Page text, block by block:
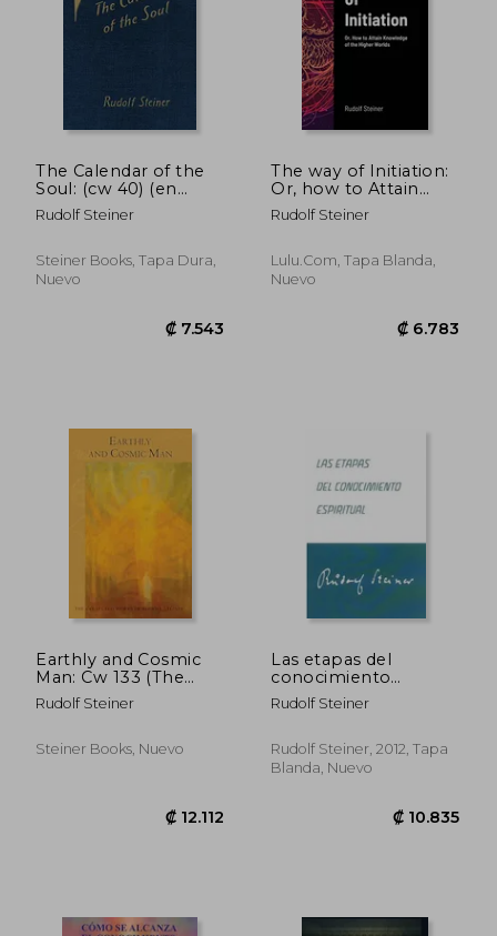
The Calendar of the
Soul: (cw 40) (en
Inglés)
Rudolf Steiner
Steiner Books, Tapa Dura,
Nuevo
₡ 7.543
The way of Initiation:
Or, how to Attain
Knowledge of the
Higher Worlds (en
Rudolf Steiner
Lulu.Com, Tapa Blanda,
Nuevo
Earthly and Cosmic
Man: Cw 133 (The
Collected Works of
Rudolf Steiner) (en
Rudolf Steiner
Steiner Books, Nuevo
Las etapas del
conocimiento
espiritual
Rudolf Steiner
Rudolf Steiner, 2012, Tapa
Blanda, Nuevo